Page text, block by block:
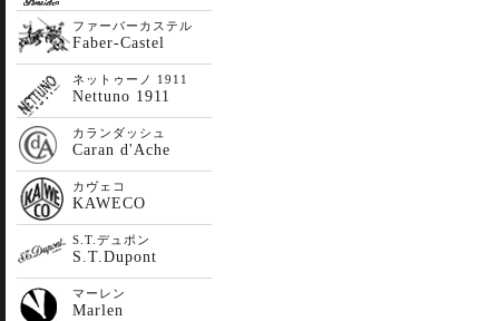
ファーバーカステル
Faber-Castel
ネットゥーノ 1911
Nettuno 1911
カランダッシュ
Caran d'Ache
カヴェコ
KAWECO
S.T.デュポン
S.T.Dupont
マーレン
Marlen